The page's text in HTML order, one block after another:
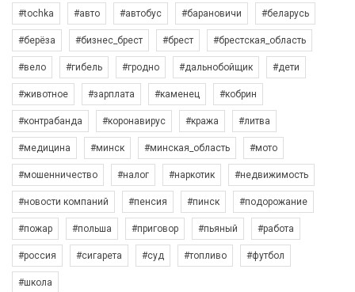
#tochka #авто #автобус #барановичи #беларусь
#берёза #бизнес_брест #брест #брестская_область
#вело #гибель #гродно #дальнобойщик #дети
#животное #зарплата #каменец #кобрин
#контрабанда #коронавирус #кража #литва
#медицина #минск #минская_область #мото
#мошенничество #налог #наркотик #недвижимость
#новости компаний #пенсия #пинск #подорожание
#пожар #польша #приговор #пьяный #работа
#россия #сигарета #суд #топливо #футбол
#школа